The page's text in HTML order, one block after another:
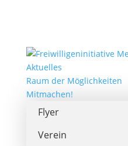
Aktuelles
Raum der Möglichkeiten
Mitmachen!
Flyer
Verein